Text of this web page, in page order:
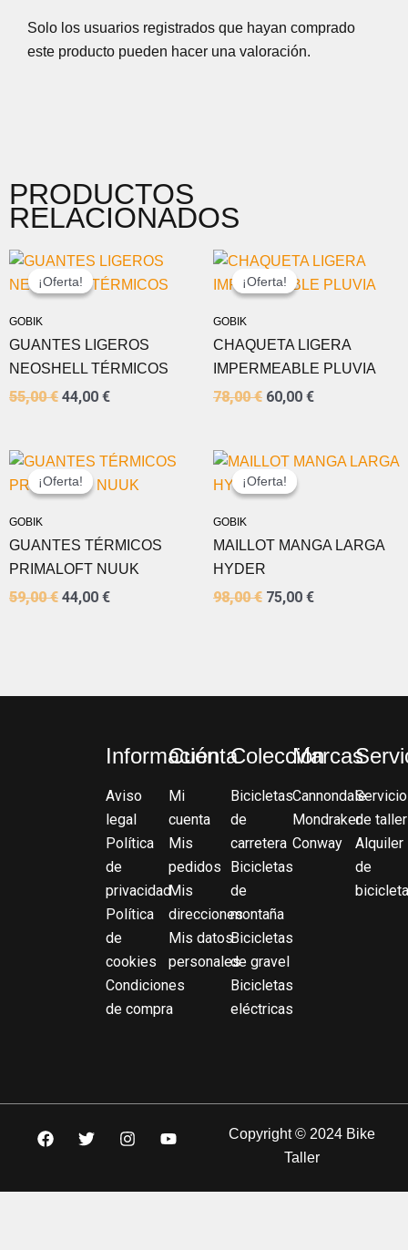
Solo los usuarios registrados que hayan comprado
este producto pueden hacer una valoración.
PRODUCTOS
RELACIONADOS
¡Oferta!
GOBIK
¡Oferta!
GUANTES LIGEROS
NEOSHELL TÉRMICOS
55,00€
EL
PRECIO
ORIGINAL
44,00 €
EL
PRECIO
ACTUAL
¡Oferta!
GOBIK
¡Oferta!
CHAQUETA LIGERA
IMPERMEABLE PLUVIA
78,00€
EL
PRECIO
ORIGINAL
60,00 €
EL
PRECIO
ACTUAL
¡Oferta!
GOBIK
¡Oferta!
GUANTES TÉRMICOS
PRIMALOFT NUUK
59,00€
EL
PRECIO
ORIGINAL
44,00 €
EL
PRECIO
ACTUAL
¡Oferta!
GOBIK
¡Oferta!
MAILLOT MANGA LARGA
HYDER
98,00€
EL
PRECIO
ORIGINAL
75,00 €
EL
Información
Aviso
legal
Política
de
privacidad
Política
de
cookies
Condiciones
de compra
Cuenta
Mi
cuenta
Mis
pedidos
Mis
direcciones
Mis datos
personales
Colección
Bicicletas
de
carretera
Bicicletas
de
montaña
Bicicletas
de gravel
Bicicletas
eléctricas
Marcas
Cannondale
Mondraker
Conway
Servicio
de taller
Alquiler
de
Copyright © 2024 Bike
Taller
F
a
b
T
w
t
I
n
a
Y
o
u